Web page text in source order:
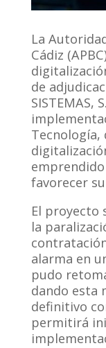
La
Cádiz
de
SISTEMAS,
Tecnología,
favorecer
El proyecto
la
alarma en
pudo
dando esta
definitivo
permitirá